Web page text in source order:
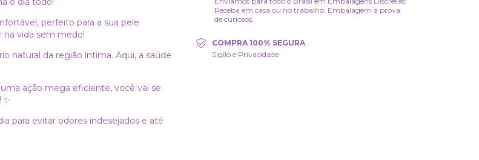
perfeito para a sua pele
na vida sem medo!
natural da região íntima. Aqui, a saúde
ação mega eficiente, você vai se
para evitar odores indesejados e até
Receba em casa ou no trabalho. Embalagem à prova
de curiosos.
COMPRA 100% SEGURA
Sigilo e Privacidade